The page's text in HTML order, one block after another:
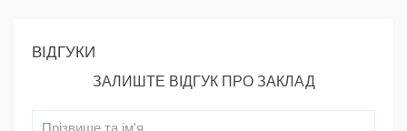
ВІДГУКИ
ЗАЛИШТЕ ВІДГУК ПРО ЗАКЛАД